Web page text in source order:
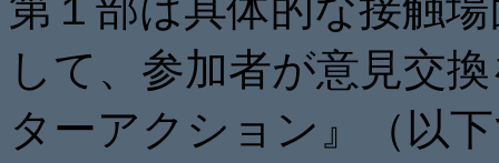
して、参加者が意見交
ターアクション』（以